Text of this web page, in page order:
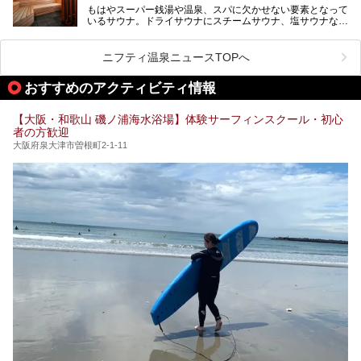
ケやボウリングといった遊び場もあり、友人同士やカップル
で“遊び+癒し”の一日を過ごすのにもぴったり。
処にいたるまで魅力をたっぷり堪能してきたので、その全容
大規模リニューアルの全容を確認すべく、リニューアルプレ
オープンイベントに行ってきました！今回はそのリニューア
もはやスーパー銭湯や温泉、スパに欠かせない要素となって
いるサウナ。ドライサウナにスチームサウナ、塩サウナな
ペース、ロウリュウなど、心ゆくまで楽しむためのサービス
が充実した施設も多くみられます。
今回はそんなサウナにこだわった、大阪府内のオススメ温
泉・銭湯・スパを30件紹介したいと思います！
ニフティ温泉ニュースTOPへ
おすすめのアクティビティ情報
【大阪・和歌山 磯ノ浦海水浴場】体験サーフィンスクール・初心
者の方歓迎
大阪府泉大津市曽根町2-1-11